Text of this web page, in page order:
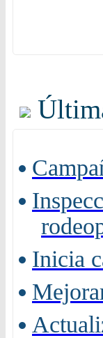
Inicia